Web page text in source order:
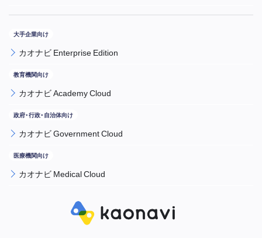
カオナビ Enterprise Edition
カオナビ Academy Cloud
カオナビ Government Cloud
カオナビ Medical Cloud